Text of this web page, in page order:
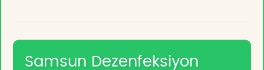
Samsun Dezenfeksiyon